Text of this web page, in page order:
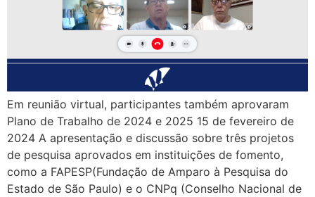
Em reunião virtual, participantes também aprovaram
Plano de Trabalho de 2024 e 2025 15 de fevereiro de
2024 A apresentação e discussão sobre três projetos
de pesquisa aprovados em instituições de fomento,
como a FAPESP(Fundação de Amparo à Pesquisa do
Estado de São Paulo) e o CNPq (Conselho Nacional de